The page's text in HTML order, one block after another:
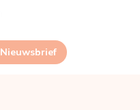
Nieuwsbrief